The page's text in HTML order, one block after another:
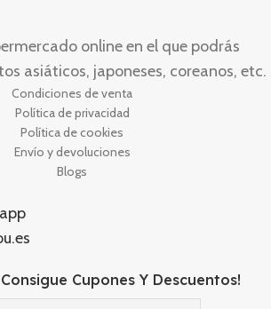
online en el que podrás
asiáticos, japoneses, coreanos, etc.
Condiciones de venta
Política de privacidad
Política de cookies
Envío y devoluciones
Blogs
Cupones Y Descuentos!